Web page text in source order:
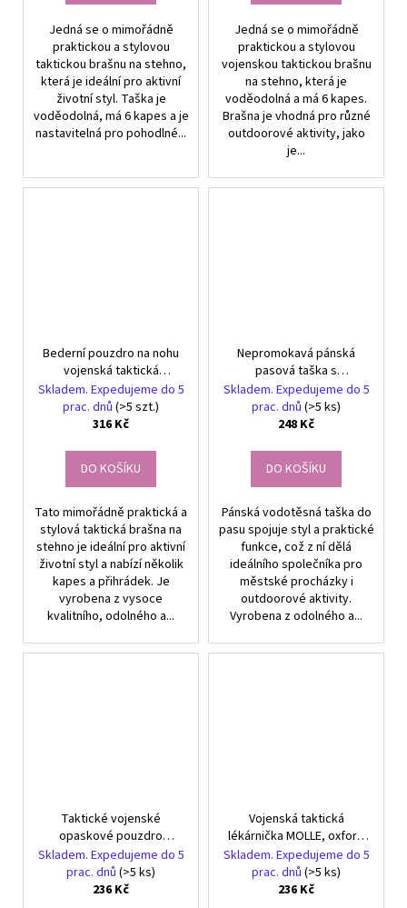
Jedná se o mimořádně
praktickou a stylovou
taktickou brašnu na stehno,
která je ideální pro aktivní
životní styl. Taška je
voděodolná, má 6 kapes a je
nastavitelná pro pohodlné...
Jedná se o mimořádně
praktickou a stylovou
vojenskou taktickou brašnu
na stehno, která je
voděodolná a má 6 kapes.
Brašna je vhodná pro různé
outdoorové aktivity, jako
je...
Bederní pouzdro na nohu
vojenská taktická
prostorná vojenská
ledvinka
Skladem. Expedujeme do 5
prac. dnů (>5 szt.)
316 Kč
DO KOŠÍKU
Tato mimořádně praktická a
stylová taktická brašna na
stehno je ideální pro aktivní
životní styl a nabízí několik
kapes a přihrádek. Je
vyrobena z vysoce
kvalitního, odolného a...
Nepromokavá pánská
pasová taška s
prostornou kapsou na
opasek
Skladem. Expedujeme do 5
prac. dnů (>5 ks)
248 Kč
DO KOŠÍKU
Pánská vodotěsná taška do
pasu spojuje styl a praktické
funkce, což z ní dělá
ideálního společníka pro
městské procházky i
outdoorové aktivity.
Vyrobena z odolného a...
Taktické vojenské
opaskové pouzdro
ledvinka, černá, 1000D
materiál, 15x5x10 cm
Skladem. Expedujeme do 5
prac. dnů (>5 ks)
236 Kč
Vojenská taktická
lékárnička MOLLE, oxford
1000D materiál, rozměry
20x15x8 cm
Skladem. Expedujeme do 5
prac. dnů (>5 ks)
236 Kč